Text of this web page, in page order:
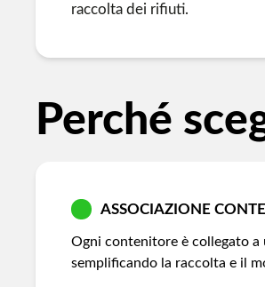
raccolta dei rifiuti.
Perché
ASSOCIAZIONE
Ogni contenitore è collegato a
semplificando la raccolta e il